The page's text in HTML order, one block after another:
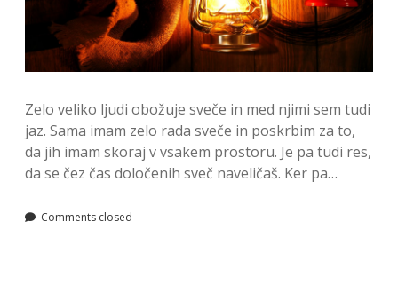
Zelo veliko ljudi obožuje sveče in med njimi sem tudi
jaz. Sama imam zelo rada sveče in poskrbim za to,
da jih imam skoraj v vsakem prostoru. Je pa tudi res,
da se čez čas določenih sveč naveličaš. Ker pa…
Comments closed